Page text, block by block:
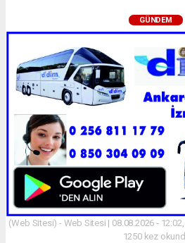
GÜNDEM
(Web Sitesi) - Web Sitesi | 08.08.2026 -
1250 kez